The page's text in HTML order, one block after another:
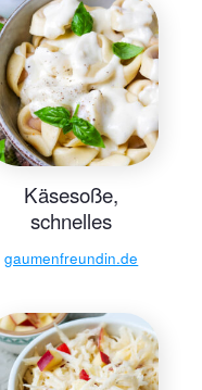
Käsesoße,
schnelles
Grundrezept -
Gaumenfreundin
schnelle
Familienrezepte
gaumenfreundin.de